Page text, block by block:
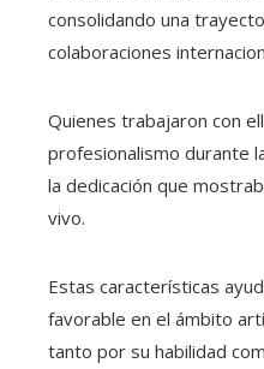
consolidando una
colaboraciones
Quienes trabajaron con
profesionalismo durante
la dedicación que
vivo.
Estas características
favorable en el ámbito
tanto por su habilidad